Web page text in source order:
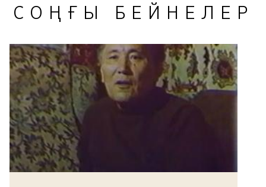
СОҢҒЫ БЕЙНЕЛЕР